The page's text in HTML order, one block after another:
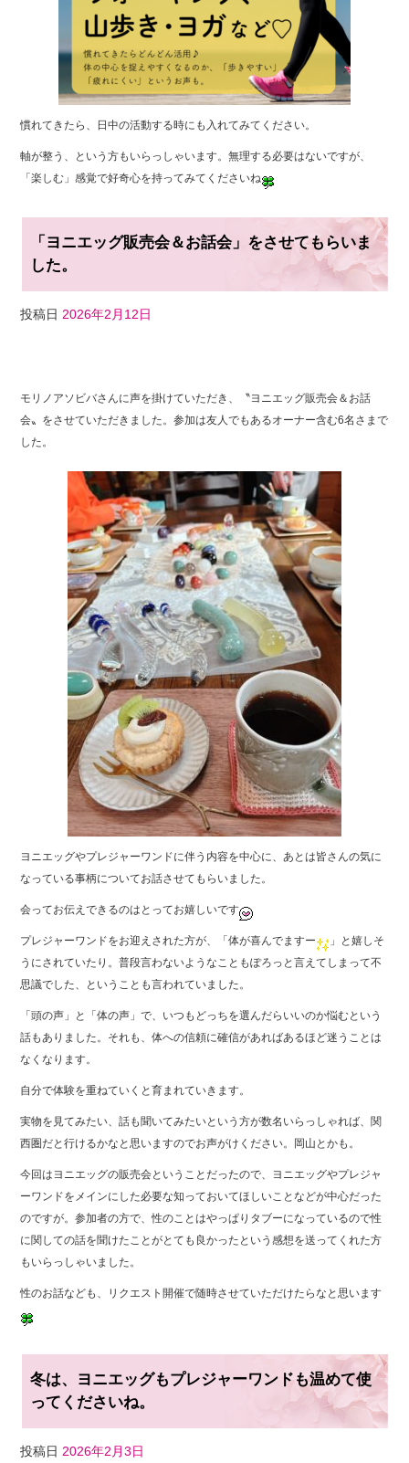
慣れてきたら、日中の活動する時にも入れてみてください。
軸が整う、という方もいらっしゃいます。無理する必要はないですが、
「楽しむ」感覚で好奇心を持ってみてくださいね
「ヨニエッグ販売会＆お話会」をさせてもらいま
した。
投稿日 2026年2月12日
a
c
b
o
o
k
wi
tt
n
e
モリノアソビバさんに声を掛けていただき、〝ヨニエッグ販売会＆お話
会〟をさせていただきました。参加は友人でもあるオーナー含む6名さまで
した。
ヨニエッグやプレジャーワンドに伴う内容を中心に、あとは皆さんの気に
なっている事柄についてお話させてもらいました。
会ってお伝えできるのはとってお嬉しいです
プレジャーワンドをお迎えされた方が、「体が喜んでますー
」と嬉しそ
うにされていたり。普段言わないようなこともぽろっと言えてしまって不
思議でした、ということも言われていました。
「頭の声」と「体の声」で、いつもどっちを選んだらいいのか悩むという
話もありました。それも、体への信頼に確信があればあるほど迷うことは
なくなります。
自分で体験を重ねていくと育まれていきます。
実物を見てみたい、話も聞いてみたいという方が数名いらっしゃれば、関
西圏だと行けるかなと思いますのでお声がけください。岡山とかも。
今回はヨニエッグの販売会ということだったので、ヨニエッグやプレジャ
ーワンドをメインにした必要な知っておいてほしいことなどが中心だった
のですが。参加者の方で、性のことはやっぱりタブーになっているので性
に関しての話を聞けたことがとても良かったという感想を送ってくれた方
もいらっしゃいました。
性のお話なども、リクエスト開催で随時させていただけたらなと思います
冬は、ヨニエッグもプレジャーワンドも温めて使
ってくださいね。
投稿日 2026年2月3日